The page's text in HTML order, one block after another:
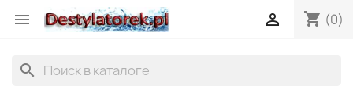
 shopping_cart (0)

search